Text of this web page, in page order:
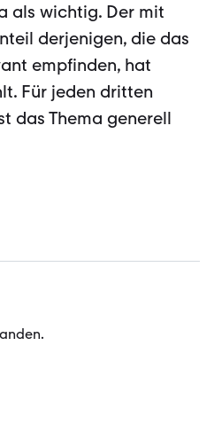
als wichtig. Der mit
derjenigen, die das
empfinden, hat
Für jeden dritten
das Thema generell